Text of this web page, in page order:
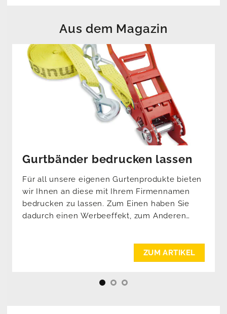
Aus dem Magazin
Gurtbänder bedrucken lassen
Für all unsere eigenen Gurtenprodukte bieten
wir Ihnen an diese mit Ihrem Firmennamen
bedrucken zu lassen. Zum Einen haben Sie
dadurch einen Werbeeffekt, zum Anderen
ZUM ARTIKEL